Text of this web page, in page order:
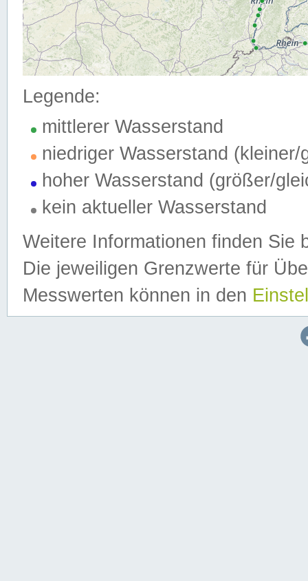
Legende:
mittlerer Wasserstand
niedriger Wasserstand (kleiner/
hoher Wasserstand (größer/
kein aktueller Wasserstand
Weitere Informationen finden Sie
Die jeweiligen Grenzwerte für
Messwerten können in den